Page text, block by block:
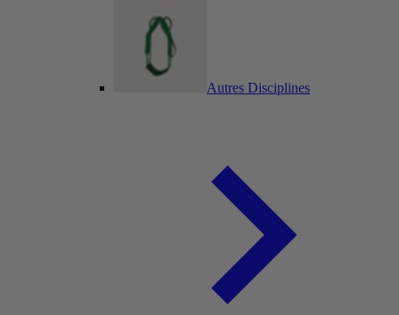
Autres Disciplines